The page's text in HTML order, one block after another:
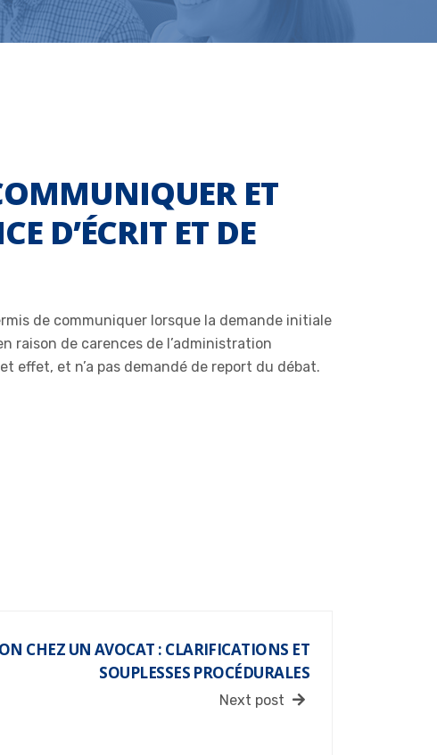
ET
D’ÉCRIT ET DE
de communiquer lorsque la demande initiale
raison de carences de l’administration
effet, et n’a pas demandé de report du débat.
CHEZ UN AVOCAT : CLARIFICATIONS ET
SOUPLESSES PROCÉDURALES
Next post